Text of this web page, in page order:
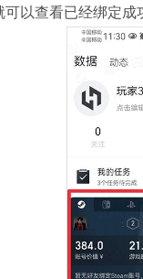
以查看已经绑定成